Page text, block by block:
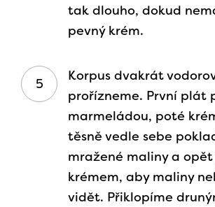
tak dlouho, dokud
pevný krém.
Korpus dvakrát
prořízneme. První plát
marmeládou, poté
těsně vedle sebe
mražené maliny a
krémem, aby maliny
vidět. Přiklopíme